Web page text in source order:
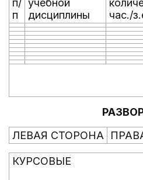
п/
п
учебной
дисциплины
час./
ЛЕВАЯ СТОРОНА
КУРСОВЫЕ